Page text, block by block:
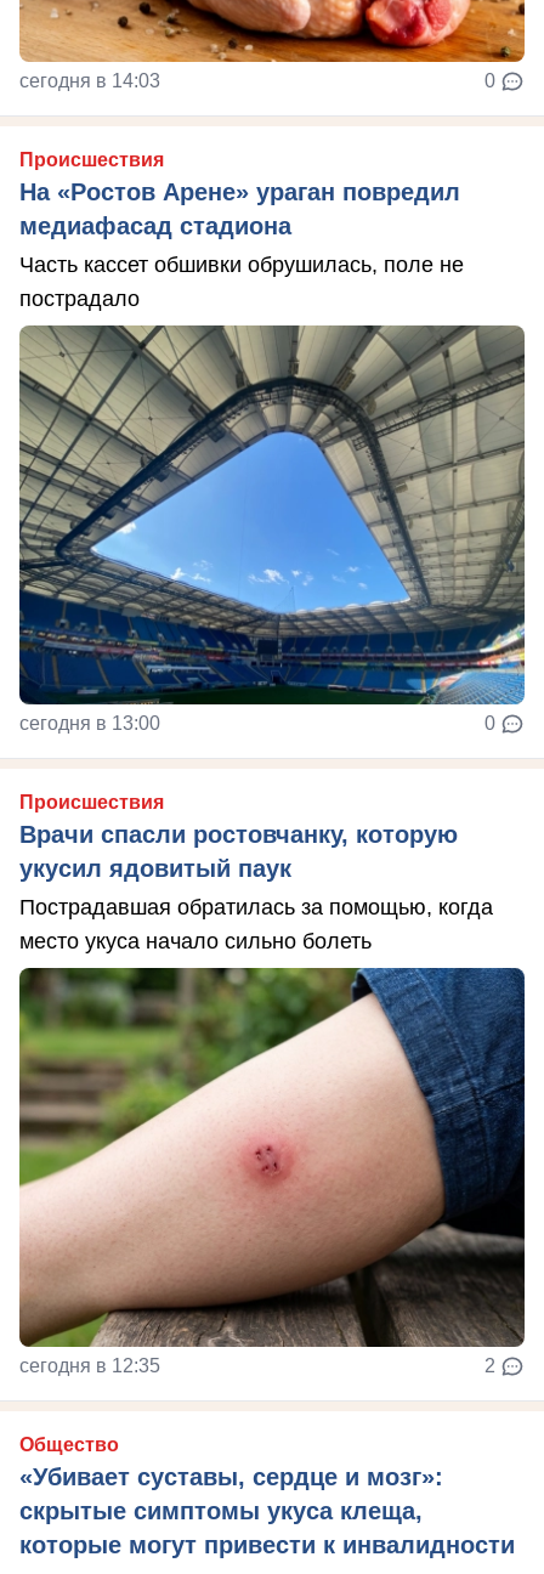
сегодня в 14:03 0
Происшествия
На «Ростов Арене» ураган повредил
медиафасад стадиона
Часть кассет обшивки обрушилась, поле не
пострадало
сегодня в 13:00 0
Происшествия
Врачи спасли ростовчанку, которую
укусил ядовитый паук
Пострадавшая обратилась за помощью, когда
место укуса начало сильно болеть
сегодня в 12:35 2
Общество
«Убивает суставы, сердце и мозг»:
скрытые симптомы укуса клеща,
которые могут привести к инвалидности